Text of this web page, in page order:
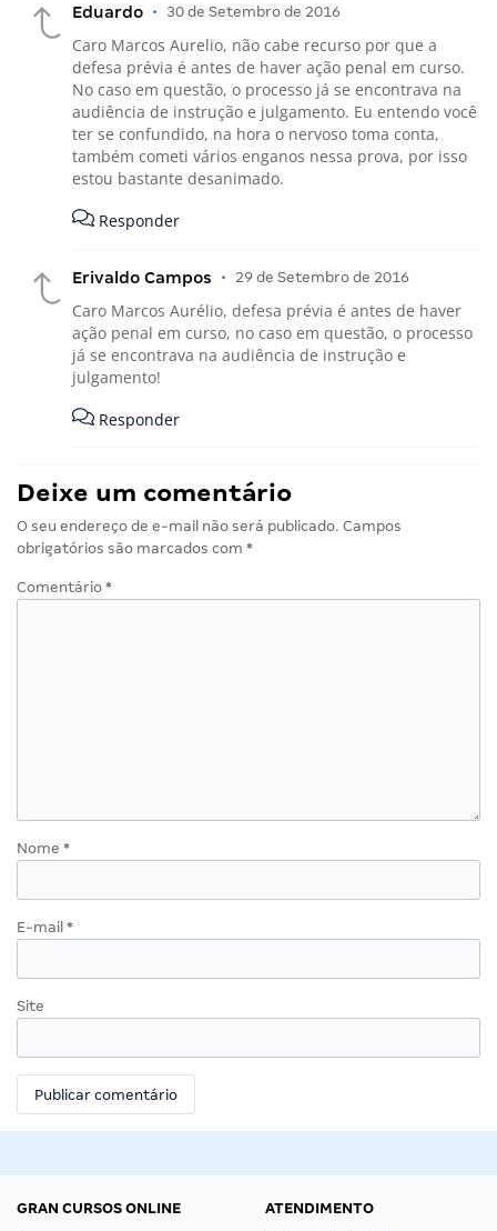
Eduardo • 30 de Setembro de 2016
Caro Marcos Aurelio, não cabe recurso por que a
defesa prévia é antes de haver ação penal em curso.
No caso em questão, o processo já se encontrava na
audiência de instrução e julgamento. Eu entendo você
ter se confundido, na hora o nervoso toma conta,
também cometi vários enganos nessa prova, por isso
estou bastante desanimado.
Responder
Erivaldo Campos • 29 de Setembro de 2016
Caro Marcos Aurélio, defesa prévia é antes de haver
ação penal em curso, no caso em questão, o processo
já se encontrava na audiência de instrução e
julgamento!
Responder
Deixe um comentário
O seu endereço de e-mail não será publicado. Campos
obrigatórios são marcados com *
Comentário *
Nome *
E-mail *
Site
GRAN CURSOS ONLINE
ATENDIMENTO